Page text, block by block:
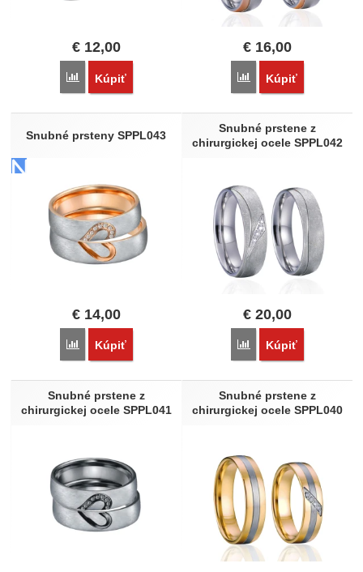
€ 12,00
Porovnať
Kúpiť
€16,00
Porovnať
Kúpiť
Snubné prsteny SPPL043
€ 14,00
Porovnať
Kúpiť
Snubné prstene z
chirurgickej ocele SPPL042
€20,00
Porovnať
Kúpiť
Snubné prstene z
chirurgickej ocele SPPL041
Snubné prstene z
chirurgickej ocele SPPL040